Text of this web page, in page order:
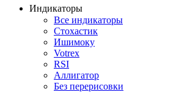
Индикаторы
Все индикаторы
Стохастик
Ишимоку
Votrex
RSI
Аллигатор
Без перерисовки